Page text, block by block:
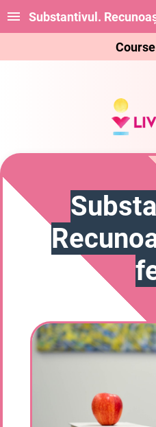
Substantivul.